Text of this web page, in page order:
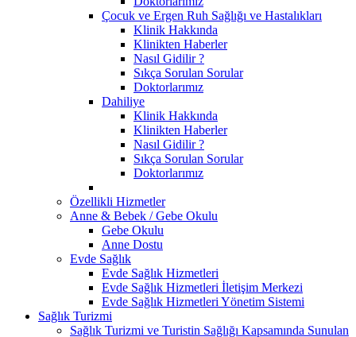
Çocuk ve Ergen Ruh Sağlığı ve Hastalıkları
Klinik Hakkında
Klinikten Haberler
Nasıl Gidilir ?
Sıkça Sorulan Sorular
Doktorlarımız
Dahiliye
Klinik Hakkında
Klinikten Haberler
Nasıl Gidilir ?
Sıkça Sorulan Sorular
Doktorlarımız
Özellikli Hizmetler
Anne & Bebek / Gebe Okulu
Gebe Okulu
Anne Dostu
Evde Sağlık
Evde Sağlık Hizmetleri
Evde Sağlık Hizmetleri İletişim Merkezi
Evde Sağlık Hizmetleri Yönetim Sistemi
Sağlık Turizmi
Sağlık Turizmi ve Turistin Sağlığı Kapsamında Sunulan